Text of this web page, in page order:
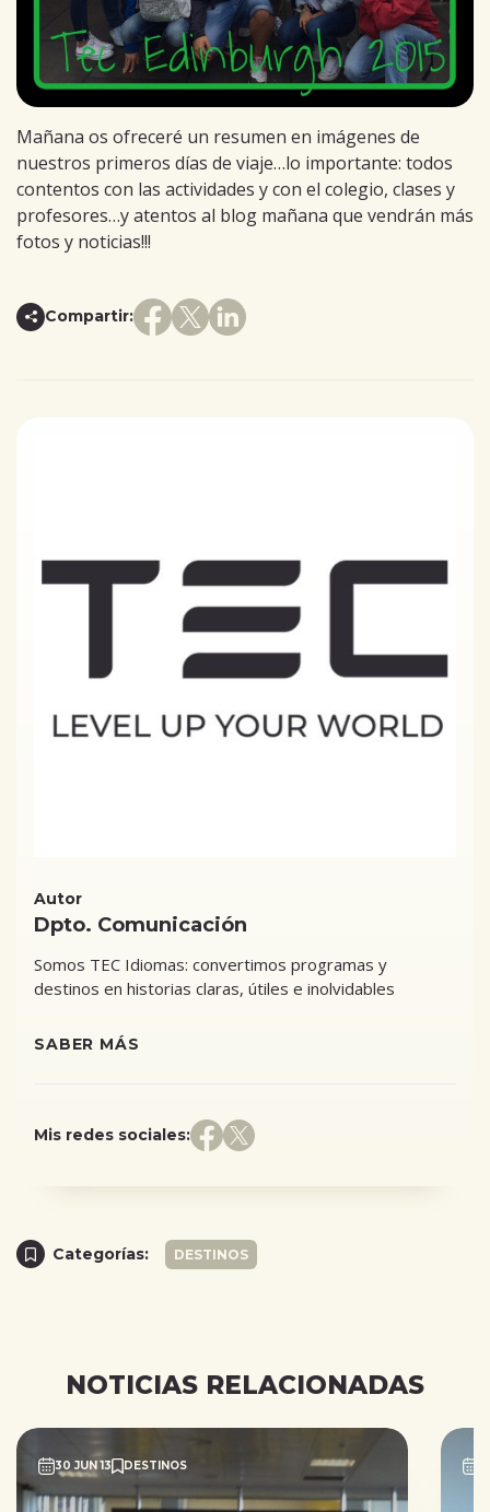
Mañana os ofreceré un resumen en imágenes de
nuestros primeros días de viaje…lo importante: todos
contentos con las actividades y con el colegio, clases y
profesores…y atentos al blog mañana que vendrán más
fotos y noticias!!!
Compartir:
Autor
Dpto. Comunicación
Somos TEC Idiomas: convertimos programas y
destinos en historias claras, útiles e inolvidables
SABER MÁS
Mis redes sociales:
Categorías: DESTINOS
NOTICIAS RELACIONADAS
30 JUN 13 DESTINOS